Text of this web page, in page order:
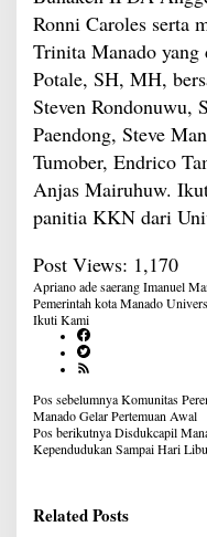
Ronni Caroles serta
Trinita Manado
Potale, SH, MH,
Steven Rondonuwu,
Paendong, Steve
Tumober, Endrico
Anjas Mairuhuw.
panitia KKN dari
Post Views: 1,170
Apriano ade saerangImanuel
Pemerintah kota Manado
Ikuti Kami
Navigasi
pos
Pos sebelumnyaKomunitas
Manado Gelar Pertemuan Awal
Pos berikutnyaDisdukcapil
Kependudukan Sampai Hari
Related Posts